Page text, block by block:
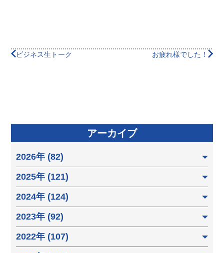
ビジネス生トーク お疲れ様でした！
アーカイブ
2026年 (82)
2025年 (121)
2024年 (124)
2023年 (92)
2022年 (107)